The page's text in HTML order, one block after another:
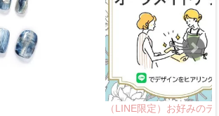
（LINE限定）お好みのデ